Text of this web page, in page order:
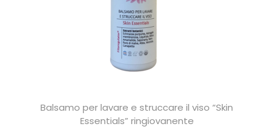
Balsamo per lavare e struccare il viso “Skin
Essentials” ringiovanente